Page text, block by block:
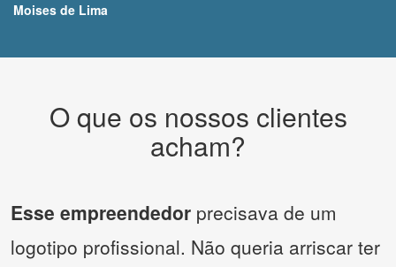
Moises de Lima
O que os nossos clientes
acham?
Esse empreendedor precisava de um
logotipo profissional. Não queria arriscar ter